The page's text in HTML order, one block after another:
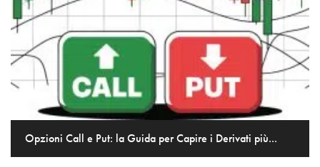
Opzioni Call e Put: la Guida per Capire i Derivati più...